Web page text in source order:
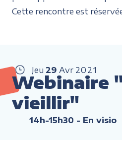
Cette rencontre est
Jeu 29 Avr 2021
Webinaire
vieillir"
14h-15h30 - En visio